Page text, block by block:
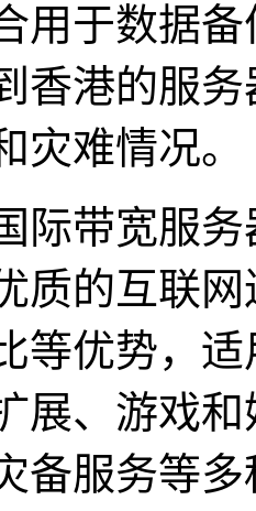
用于数据
香港的服
灾难情况。
带宽服务
质的互联
等优势，
展、游戏
备服务等